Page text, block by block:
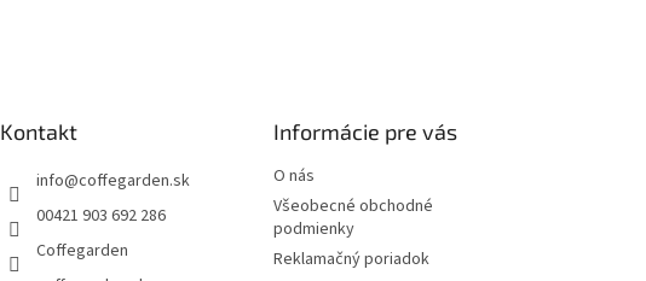
Kontakt
info@coffegarden.sk
00421 903 692 286
Coffegarden
Informácie pre vás
O nás
Všeobecné obchodné
podmienky
Reklamačný poriadok